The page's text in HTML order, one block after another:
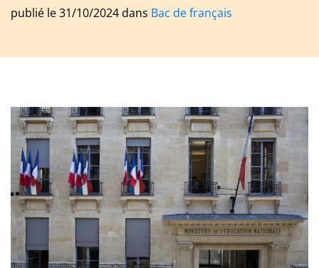
publié le 31/10/2024 dans Bac de français